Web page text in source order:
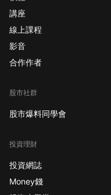
講座
線上課程
影音
合作作者
股市社群
股市爆料同學會
投資理財
投資網誌
Money錢